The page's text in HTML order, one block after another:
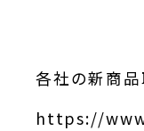
補助・助成制度
各社の新商
https://